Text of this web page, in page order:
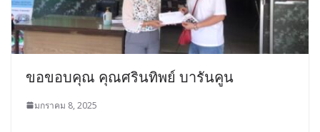
ขอขอบคุณ คุณศรินทิพย์ บารันคูน
มกราคม 8, 2025